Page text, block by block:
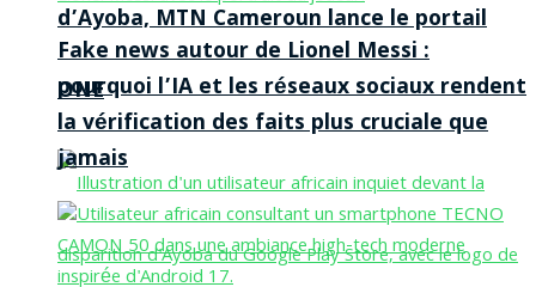
d’Ayoba, MTN Cameroun lance le portail
ONE
Fake news autour de Lionel Messi :
pourquoi l’IA et les réseaux sociaux rendent
la vérification des faits plus cruciale que
jamais